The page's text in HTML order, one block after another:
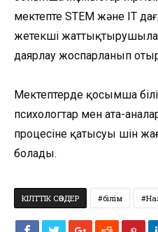
мектепте STEM және IT
жетекші
даярлау жоспарланып
Мектептерде қосымша
психологтар мен ата-
процесіне қатысуы үшін
болады.
КІЛТТІК СӨЗДЕР білім